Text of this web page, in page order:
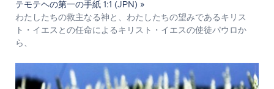
テモテヘの第一の手紙 1:1 (JPN) »
わたしたちの救主なる神と、わたしたちの望みであるキリス
ト・イエスとの任命によるキリスト・イエスの使徒パウロか
ら、